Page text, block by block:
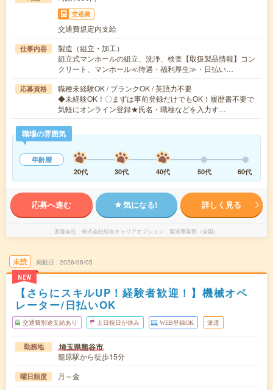
交通費
交通費規定内支給
仕事内容
製造（組立・加工）
組立式マンホールの組立、洗浄、検査【取扱製品情報】コン
クリート、マンホール≪待遇・福利厚生≫・日払い…
応募資格
職種未経験OK / ブランクOK / 英語力不要
◆未経験OK！〇まずは事前登録だけでもOK！履歴書不要で
気軽にオンライン登録★氏名・職種などを入力す…
職場の雰囲気
年齢層
20代
30代 40代 50代 60代
応募へ進む 気になる! 詳しく見る
派遣会社 株式会社綜合キャリアオプション 製造事業部（全国）
未読
NEW
掲載日 2026/08/05
【さらにスキルUP！経験者歓迎！】機械オペ
レーター/日払いOK
交通費別途支給あり 土日祝日が休み WEB登録OK 派遣
勤務地 埼玉県熊谷市
籠原駅から徒歩15分
曜日頻度 月～金